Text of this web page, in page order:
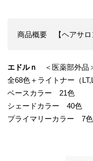
商品概要 【ヘアサロ
エドルｎ
＜医薬部外
全68色＋ライトナー（
ベースカラー 21色
シェードカラー 40色
プライマリーカラー 7色